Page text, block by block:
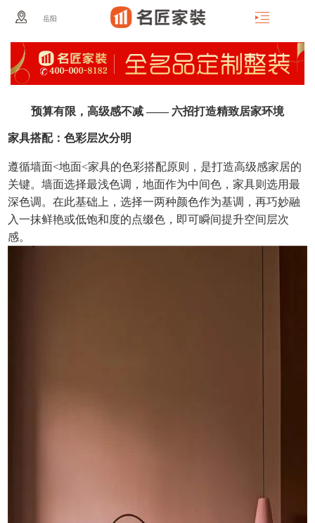
岳阳
预算有限，高级感不减 —— 六招打造精致居家环境
家具搭配：色彩层次分明
遵循墙面<地面<家具的色彩搭配原则，是打造高级感家居的
关键。墙面选择最浅色调，地面作为中间色，家具则选用最
深色调。在此基础上，选择一两种颜色作为基调，再巧妙融
入一抹鲜艳或低饱和度的点缀色，即可瞬间提升空间层次
感。